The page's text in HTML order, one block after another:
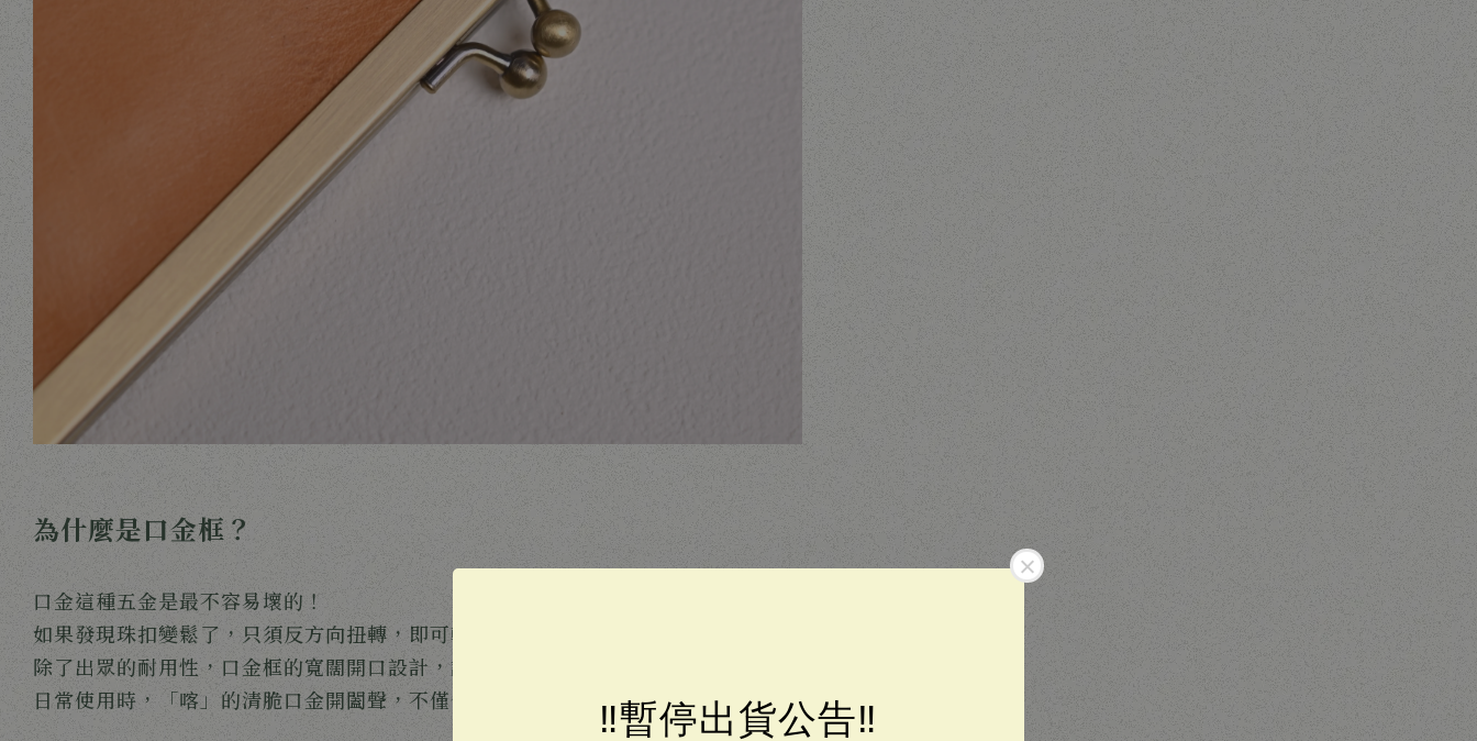
‼️暫停出貨公告‼️
為什麼是口金框？
口金這種五金是最不容易壞的！
如果發現珠扣變鬆了，只須反方向扭轉，即可輕鬆恢復。
除了出眾的耐用性，口金框的寬闊開口設計，讓內容物一目瞭然，取物更加便利順暢。
日常使用時，「喀」的清脆口金開闔聲，不僅令人安心，也讓日子的節奏，在不知不覺中輕快了起來